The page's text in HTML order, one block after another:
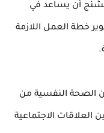
أن يساعد في
خطة العمل اللازمة
الصحة النفسية من
الاجتماعية